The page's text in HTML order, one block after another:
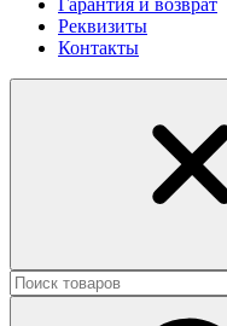
Реквизиты
Контакты